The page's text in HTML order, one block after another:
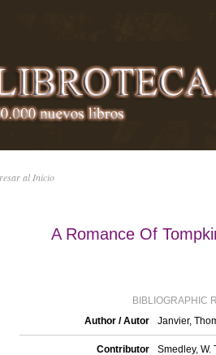
al Inicio
A Romance Of
BIBLIOGRAPHIC
Author / Autor
Janvier,
Contributor Smedley, W.